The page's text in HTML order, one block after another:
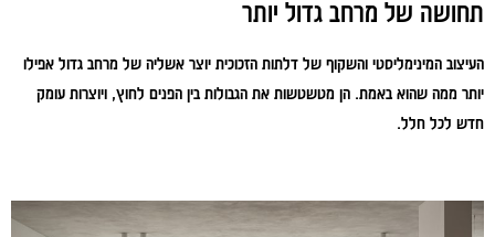
תחושה של מרחב גדול יותר
העיצוב המינימליסטי והשקוף של דלתות הזכוכית יוצר אשליה של מרחב גדול אפילו
יותר ממה שהוא באמת. הן מטשטשות את הגבולות בין הפנים לחוץ, ויוצרות עומק
חדש לכל חלל.